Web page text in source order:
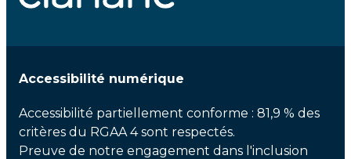
Accessibilité numérique
Accessibilité partiellement conforme : 81,9 % des
critères du RGAA 4 sont respectés.
Preuve de notre engagement dans l'inclusion